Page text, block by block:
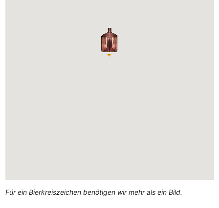
Für ein Bierkreiszeichen benötigen wir mehr als ein Bild.